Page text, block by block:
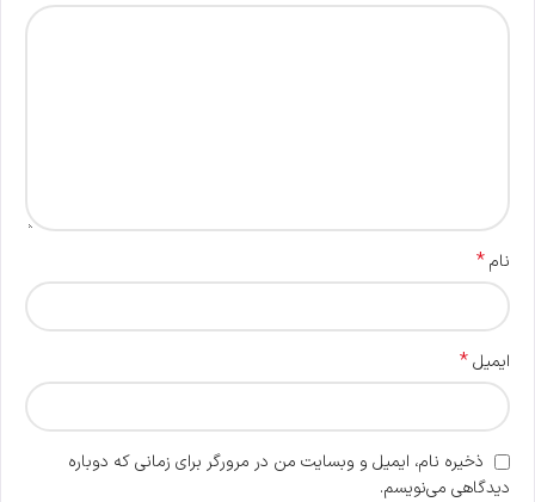
نام*
ایمیل*
ذخیره نام، ایمیل و وبسایت من در مرورگر برای زمانی که دوباره
دیدگاهی می‌نویسم.